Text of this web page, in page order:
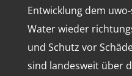
Entwicklung dem
Water wieder
und Schutz vor
sind landesweit über